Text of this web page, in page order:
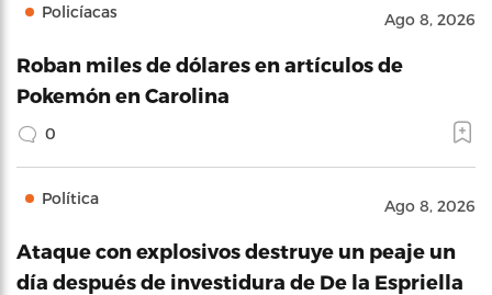
Policíacas Ago 8, 2026
Roban miles de dólares en artículos de
Pokemón en Carolina
0
Política Ago 8, 2026
Ataque con explosivos destruye un peaje un
día después de investidura de De la Espriella